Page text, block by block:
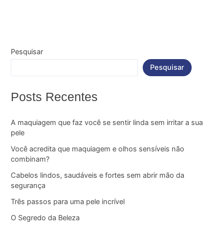
Pesquisar
Pesquisar
Posts Recentes
A maquiagem que faz você se sentir linda sem irritar a sua
pele
Você acredita que maquiagem e olhos sensíveis não
combinam?
Cabelos lindos, saudáveis e fortes sem abrir mão da
segurança
Três passos para uma pele incrível
O Segredo da Beleza